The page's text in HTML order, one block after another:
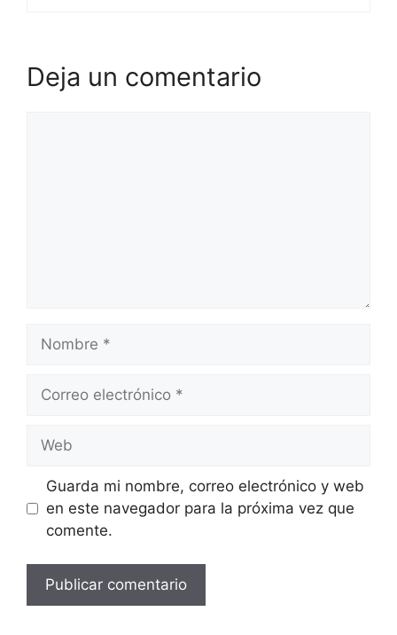
Deja un comentario
electrónico
Guarda mi nombre, correo electrónico y web
en este navegador para la próxima vez que
comente.